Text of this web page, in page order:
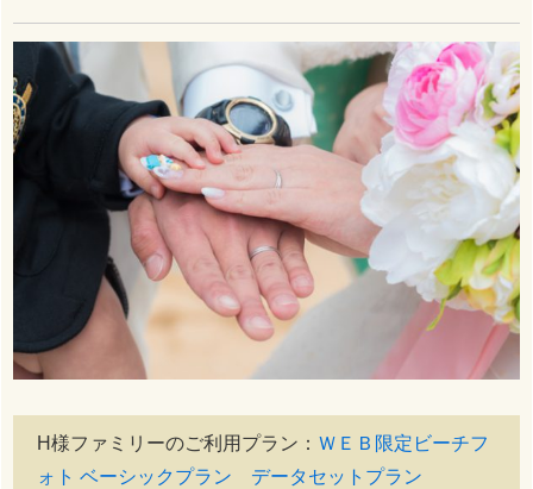
H様ファミリーのご利用プラン： ＷＥＢ限定ビーチフ
ォト ベーシックプラン データセットプラン